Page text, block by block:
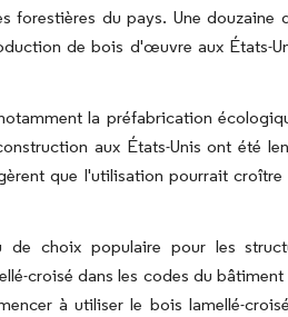
forestières du pays. Une
de bois d'œuvre aux États-
la préfabrication
aux États-Unis ont été
que l'utilisation pourrait
choix populaire pour les
croisé dans les codes du
à utiliser le bois lamellé-